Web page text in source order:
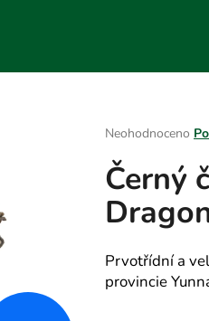
Průměrné
produktu
je
0,0
z
hvězdiček.
Neohodnoceno
Černý
Prvotřídní a
provincie